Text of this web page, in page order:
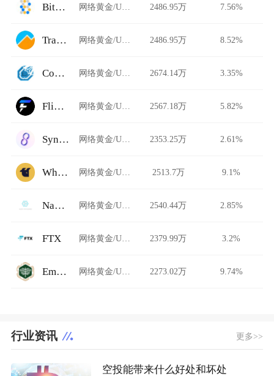
Bitdrome Finance 网络黄金/USDT 2486.95万 7.56%
TradeSatoshi 网络黄金/USDT 2486.95万 8.52%
ComethSwap 网络黄金/USDT 2674.14万 3.35%
Flipster 网络黄金/USDT 2567.18万 5.82%
SyncSwap 网络黄金/USDT 2353.25万 2.61%
WhiteBIT Futures 网络黄金/USDT 2513.7万 9.1%
Nami Exchange 网络黄金/USDT 2540.44万 2.85%
FTX 网络黄金/USDT 2379.99万 3.2%
Emirex 网络黄金/USDT 2273.02万 9.74%
行业资讯 更多>>
空投能带来什么好处和坏处